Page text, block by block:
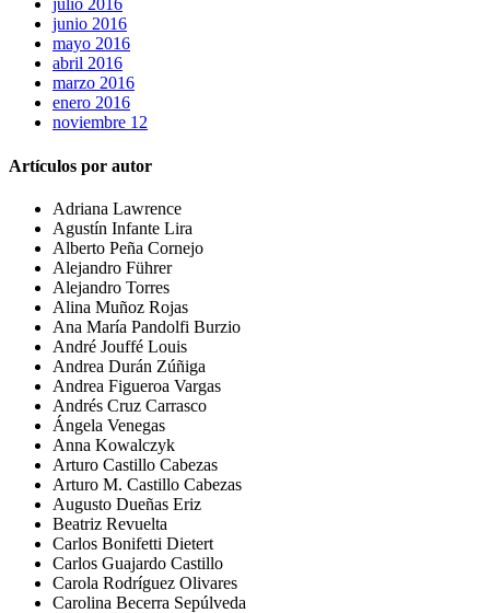
julio 2016
junio 2016
mayo 2016
abril 2016
marzo 2016
enero 2016
noviembre 12
Artículos por autor
Adriana Lawrence
Agustín Infante Lira
Alberto Peña Cornejo
Alejandro Führer
Alejandro Torres
Alina Muñoz Rojas
Ana María Pandolfi Burzio
André Jouffé Louis
Andrea Durán Zúñiga
Andrea Figueroa Vargas
Andrés Cruz Carrasco
Ángela Venegas
Anna Kowalczyk
Arturo Castillo Cabezas
Arturo M. Castillo Cabezas
Augusto Dueñas Eriz
Beatriz Revuelta
Carlos Bonifetti Dietert
Carlos Guajardo Castillo
Carola Rodríguez Olivares
Carolina Becerra Sepúlveda